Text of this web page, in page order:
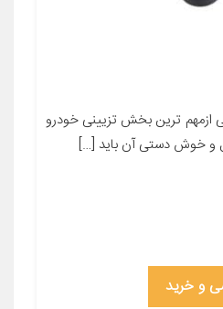
ترین بخش تزیینی خودرو
و خوش دستی آن باید […]
و خرید